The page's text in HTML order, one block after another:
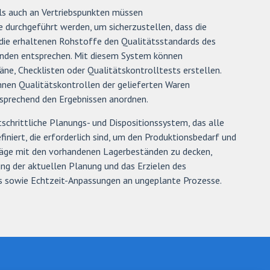
auch an Vertriebspunkten müssen
werden, um sicherzustellen, dass die
erhaltenen Rohstoffe den Qualitätsstandards des
entsprechen. Mit diesem System können
Checklisten oder Qualitätskontrolltests erstellen.
Qualitätskontrollen der gelieferten Waren
den Ergebnissen anordnen.
Planungs- und Dispositionssystem, das alle
die erforderlich sind, um den Produktionsbedarf und
mit den vorhandenen Lagerbeständen zu decken,
der aktuellen Planung und das Erzielen des
Echtzeit-Anpassungen an ungeplante Prozesse.